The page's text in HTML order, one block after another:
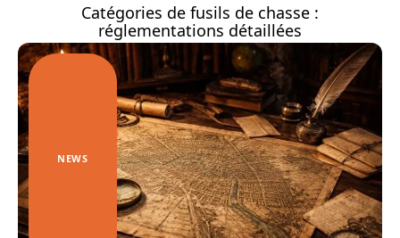
Catégories de fusils de chasse :
réglementations détaillées
NEWS